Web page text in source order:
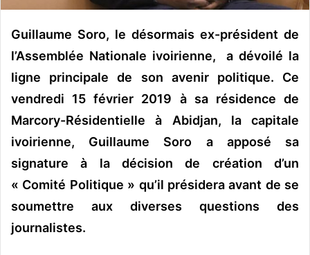
e
Guillaume Soro, le désormais ex-président de
l’Assemblée Nationale ivoirienne, a dévoilé la
ligne principale de son avenir politique. Ce
vendredi 15 février 2019 à sa résidence de
Marcory-Résidentielle à Abidjan, la capitale
ivoirienne, Guillaume Soro a apposé sa
signature à la décision de création d’un
« Comité Politique » qu’il présidera avant de se
soumettre aux diverses questions des
journalistes.